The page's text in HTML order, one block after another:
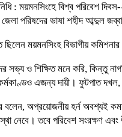
: ময়মনসিংহে বিশ্ব পরিবেশ
পরিষদের ভাষা শহীদ আব্দুল
ছিলেন ময়মনসিংহ বিভাগীয়
সভ্য ও শিক্ষিত মনে করি, কিন্তু
এজন্য দায়ী। ফুটপাত দখল,
বলেন, অপ্রয়োজনীয় হর্ন অবশ্যই
নেবে। তবে পরিবেশ সংরক্ষণ